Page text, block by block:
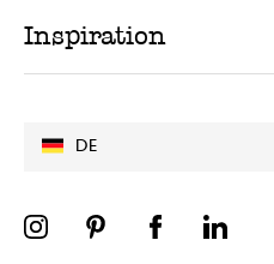
DE
Inspiration